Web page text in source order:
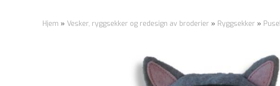
Hjem » Vesker, ryggsekker og redesign av broderier » Ryggsekker »